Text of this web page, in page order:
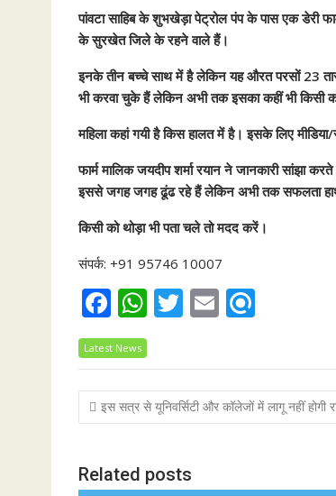
पांवटा साहिब के शुभखेड़ा पेट्रोल पंप के पास एक डेरी
के सुरखेत जिले के रहने वाले हैं।
इनके तीन बच्चे साथ में है लेकिन यह औरत परसों 23
भी करवा चुके हैं लेकिन अभी तक इसका कहीं भी किसी
महिला कहां गयी है किस हालत में है। इसके लिए
फार्म मालिक जयदीप शर्मा रयान ने जानकारी सांझा
इससे जगह जगह ढूंढ रहे हैं लेकिन अभी तक सफलता
किसी को थोड़ा भी पता चले तो मदद करें।
संपर्क: +91 95746 10007
F
ac
e
b
o
k
W
at
s
A
p
T
itt
er
E
ai
l
i
n
d
Latest News
Post
navigation
इस सत्र से यूनिवर्सिटी और कॉलेजों में लागू नहीं होगी
Related posts